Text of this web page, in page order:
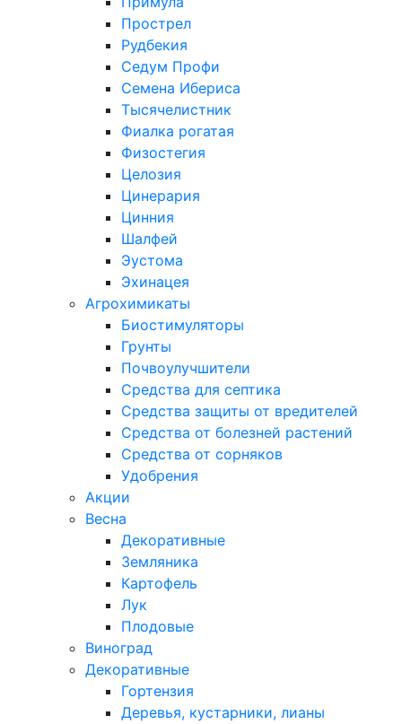
Прострел
Рудбекия
Седум Профи
Семена Ибериса
Тысячелистник
Фиалка рогатая
Физостегия
Целозия
Цинерария
Цинния
Шалфей
Эустома
Эхинацея
Агрохимикаты
Биостимуляторы
Грунты
Почвоулучшители
Средства для септика
Средства защиты от вредителей
Средства от болезней растений
Средства от сорняков
Удобрения
Акции
Весна
Декоративные
Земляника
Картофель
Лук
Плодовые
Виноград
Декоративные
Гортензия
Деревья, кустарники, лианы